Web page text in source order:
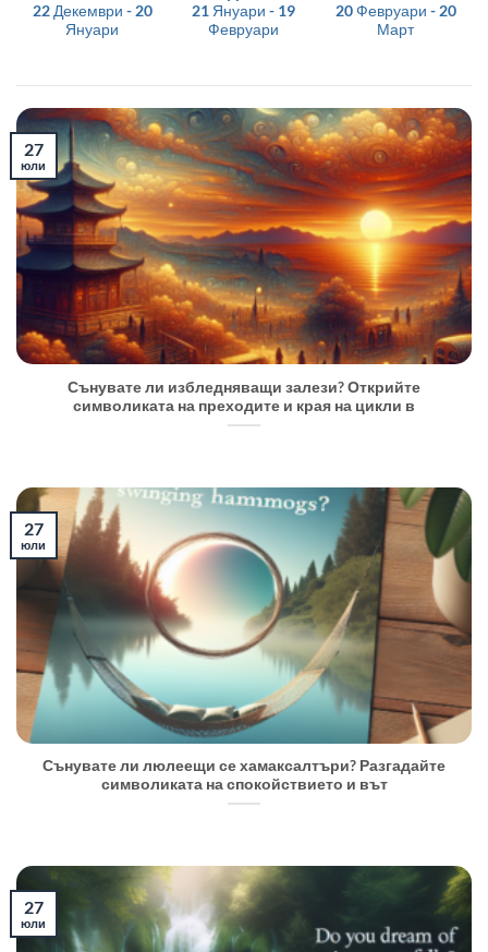
22 Декември - 20
Януари
21 Януари - 19
Февруари
20 Февруари - 20
Март
Сънувате ли избледняващи залези? Открийте
символиката на преходите и края на цикли в
27
юли
Сънувате ли люлеещи се хамаксалтъри? Разгадайте
символиката на спокойствието и вът
27
юли
27
юли